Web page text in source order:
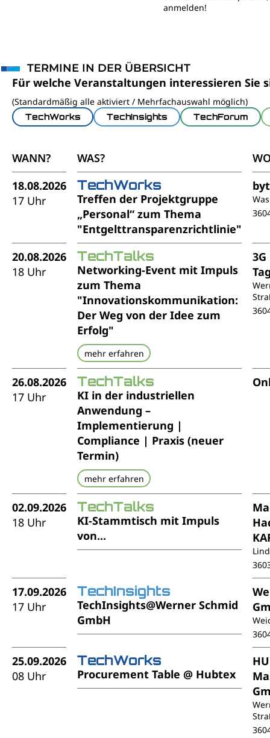
anmelden!
Für welche Veranstaltungen interessieren Sie
(Standardmäßig alle aktiviert / Mehrfachauswahl möglich)
TechWorks TechInsights TechForum
TERMINE IN DER ÜBERSICHT
WANN? WAS?
18.08.2026
17 Uhr
TechWorks
Treffen der Projektgruppe
„Personal“ zum Thema
"Entgelttransparenzrichtlinie"
20.08.2026
18 Uhr
TechTalks
Networking-Event mit Impuls
zum Thema
"Innovationskommunikation:
Der Weg von der Idee zum
Erfolg"
mehr erfahren
3G
26.08.2026
17 Uhr
TechTalks
KI in der industriellen
Anwendung –
Implementierung |
Compliance | Praxis (neuer
Termin)
mehr erfahren
02.09.2026
18 Uhr
TechTalks
KI-Stammtisch mit Impuls
von...
17.09.2026
17 Uhr
TechInsights
TechInsights@Werner Schmid
GmbH
25.09.2026
08 Uhr
TechWorks
Procurement Table @ Hubtex